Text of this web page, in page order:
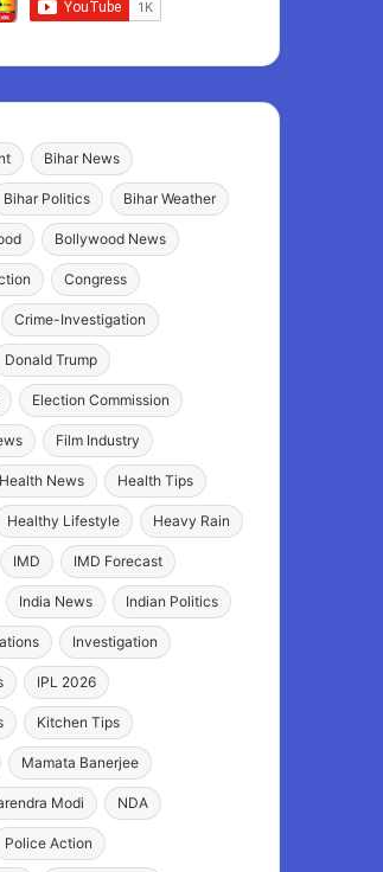
Bihar News
Bihar Politics Bihar Weather
Bollywood News
Congress
Crime-Investigation
Donald Trump
Election Commission
Film Industry
Health News Health Tips
Healthy Lifestyle Heavy Rain
IMD IMD Forecast
India News Indian Politics
Investigation
IPL 2026
Kitchen Tips
Mamata Banerjee
Modi NDA
Police Action